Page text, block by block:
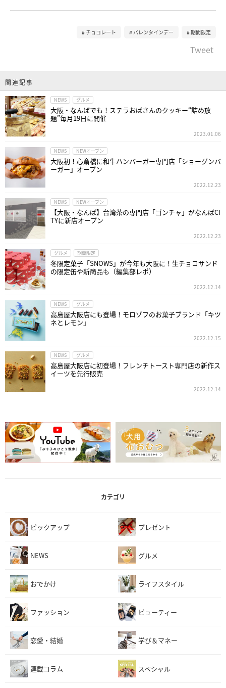
チョコレート バレンタインデー 期間限定
Tweet
関連記事
NEWS グルメ
大阪・なんばでも！ステラおばさんのクッキー“詰め放
題”毎月19日に開催
2023.01.06
NEWS NEWオープン
大阪初！心斎橋に和牛ハンバーガー専門店「ショーグンバ
ーガー」オープン
2022.12.23
NEWS NEWオープン
【大阪・なんば】台湾茶の専門店「ゴンチャ」がなんばCI
TYに新店オープン
2022.12.23
グルメ 期間限定
冬限定菓子「SNOWS」が今年も大阪に！生チョコサンド
の限定缶や新商品も（編集部レポ）
2022.12.14
NEWS グルメ
高島屋大阪店にも登場！モロゾフのお菓子ブランド「キツ
ネとレモン」
2022.12.15
NEWS グルメ
高島屋大阪店に初登場！フレンチトースト専門店の新作ス
イーツを先行販売
2022.12.14
カテゴリ
ピックアップ プレゼント
NEWS グルメ
おでかけ ライフスタイル
ファッション ビューティー
恋愛・結婚 学び＆マネー
連載コラム スペシャル